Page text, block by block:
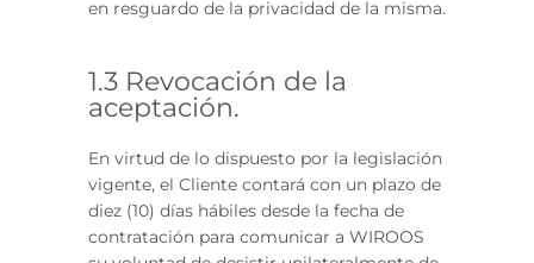
en resguardo de la privacidad de la misma.
1.3 Revocación de la
aceptación.
En virtud de lo dispuesto por la legislación
vigente, el Cliente contará con un plazo de
diez (10) días hábiles desde la fecha de
contratación para comunicar a WIROOS